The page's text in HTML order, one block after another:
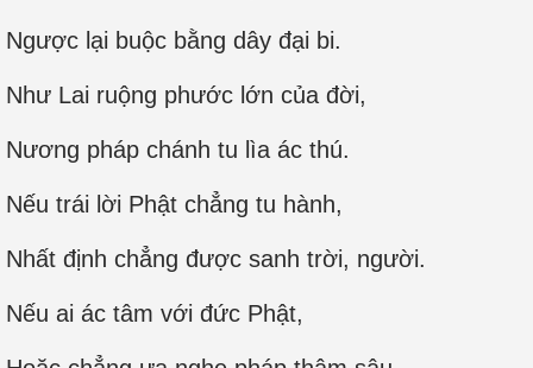
Ngược lại buộc bằng dây đại bi.
Như Lai ruộng phước lớn của đời,
Nương pháp chánh tu lìa ác thú.
Nếu trái lời Phật chẳng tu hành,
Nhất định chẳng được sanh trời, người.
Nếu ai ác tâm với đức Phật,